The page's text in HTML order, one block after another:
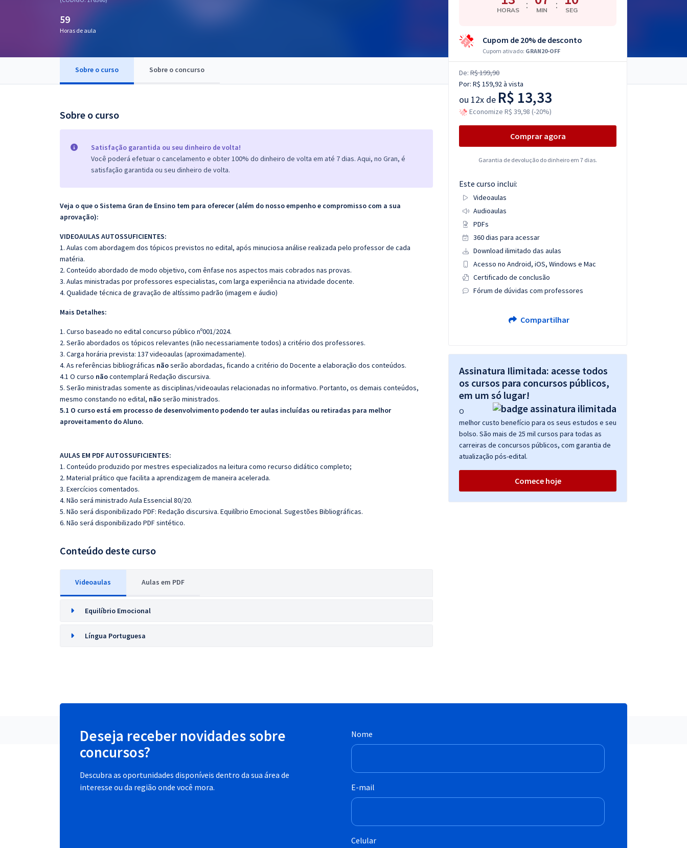
OAB
59
Horas de aula
Sobre o curso Sobre o concurso
Sobre o curso
Satisfação garantida ou seu dinheiro de volta!
Você poderá efetuar o cancelamento e obter 100% do dinheiro de volta em até 7 dias. Aqui, no Gran, é
satisfação garantida ou seu dinheiro de volta.
Veja o que o Sistema Gran de Ensino tem para oferecer (além do nosso empenho e compromisso com a sua
aprovação):
VIDEOAULAS AUTOSSUFICIENTES:
1. Aulas com abordagem dos tópicos previstos no edital, após minuciosa análise realizada pelo professor de cada
matéria.
2. Conteúdo abordado de modo objetivo, com ênfase nos aspectos mais cobrados nas provas.
3. Aulas ministradas por professores especialistas, com larga experiência na atividade docente.
4. Qualidade técnica de gravação de altíssimo padrão (imagem e áudio)
Mais Detalhes:
1. Curso baseado no edital concurso público nº001/2024.
2. Serão abordados os tópicos relevantes (não necessariamente todos) a critério dos professores.
3. Carga horária prevista: 137 videoaulas (aproximadamente).
4. As referências bibliográficas nãoserão abordadas, ficando a critério do Docente a elaboração dos conteúdos.
4.1 O curso nãocontemplará Redação discursiva.
5. Serão ministradas somente as disciplinas/videoaulas relacionadas no informativo. Portanto, os demais conteúdos,
mesmo constando no edital, nãoserão ministrados.
5.1 O curso está em processo de desenvolvimento podendo ter aulas incluídas ou retiradas para melhor
aproveitamento do Aluno.
AULAS EM PDF AUTOSSUFICIENTES:
1. Conteúdo produzido por mestres especializados na leitura como recurso didático completo;
2. Material prático que facilita a aprendizagem de maneira acelerada.
3. Exercícios comentados.
4. Não será ministrado Aula Essencial 80/20.
5. Não será disponibilizado PDF: Redação discursiva. Equilíbrio Emocional. Sugestões Bibliográficas.
6. Não será disponibilizado PDF sintético.
Conteúdo deste curso
Videoaulas Aulas em PDF
Equilíbrio Emocional
Língua Portuguesa
HORAS : MIN : SEG
Cupom de 20% de desconto
Cupom ativado: GRAN20-OFF
De: R$ 199,90
Por: R$ 159,92à vista
ou 12x de R$ 13,33
Economize R$ 39,98 (-20%)
Comprar agora
Garantia de devolução do dinheiro em 7 dias.
Este curso inclui:
Videoaulas
Audioaulas
PDFs
360 dias para acessar
Download ilimitado das aulas
Acesso no Android, iOS, Windows e Mac
Certificado de conclusão
Fórum de dúvidas com professores
Compartilhar
Assinatura Ilimitada: acesse todos
os cursos para concursos públicos,
em um só lugar!
O
melhor custo benefício para os seus estudos e seu
bolso. São mais de 25 mil cursos para todas as
carreiras de concursos públicos, com garantia de
atualização pós-edital.
Comece hoje
Deseja receber novidades sobre
concursos?
Descubra as oportunidades disponíveis dentro da sua área de
interesse ou da região onde você mora.
Nome
E-mail
Celular